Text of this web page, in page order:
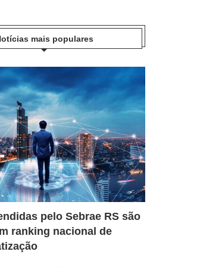
mais populares
pelo Sebrae RS são
ranking nacional de